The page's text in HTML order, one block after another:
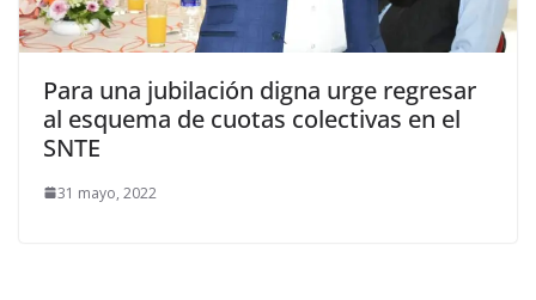
Para una jubilación digna urge regresar
al esquema de cuotas colectivas en el
SNTE
31 mayo, 2022